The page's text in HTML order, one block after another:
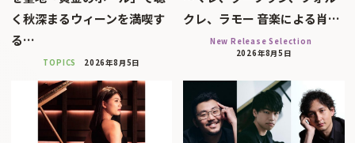
く秋深まるウィーンを満喫す
る…
TOPICS 2026年8月5日
クレ、ラモー 音楽による肖…
New Release Selection
2026年8月5日